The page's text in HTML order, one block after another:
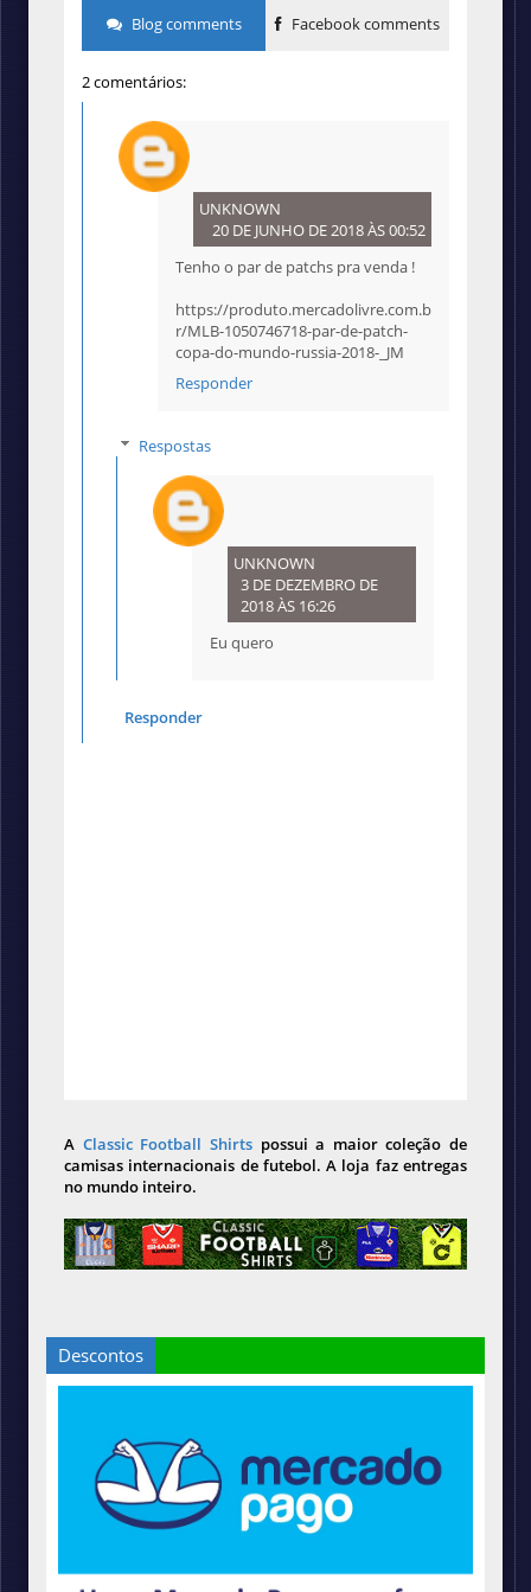
Blog comments Facebook comments
2 comentários:
UNKNOWN
20 DE JUNHO DE 2018 ÀS 00:52
Tenho o par de patchs pra venda !
https://produto.mercadolivre.com.b
r/MLB-1050746718-par-de-patch-
copa-do-mundo-russia-2018-_JM
Responder
Respostas
UNKNOWN
3 DE DEZEMBRO DE
2018 ÀS 16:26
Eu quero
Responder
A Classic Football Shirts possui a maior coleção de
camisas internacionais de futebol. A loja faz entregas
no mundo inteiro.
Descontos